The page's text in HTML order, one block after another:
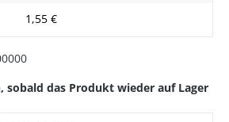
1,55 €
sobald das Produkt wieder auf Lager